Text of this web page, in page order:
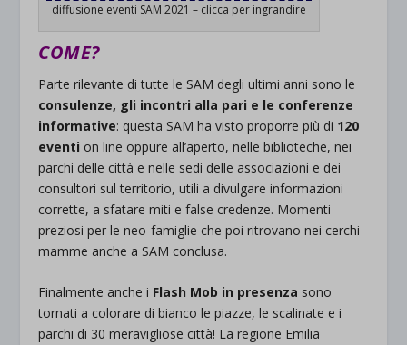
diffusione eventi SAM 2021 – clicca per ingrandire
COME?
Parte rilevante di tutte le SAM degli ultimi anni sono le
consulenze, gli incontri alla pari e le conferenze
informative: questa SAM ha visto proporre più di 120
eventi on line oppure all’aperto, nelle biblioteche, nei
parchi delle città e nelle sedi delle associazioni e dei
consultori sul territorio, utili a divulgare informazioni
corrette, a sfatare miti e false credenze. Momenti
preziosi per le neo-famiglie che poi ritrovano nei cerchi-
mamme anche a SAM conclusa.
Finalmente anche i Flash Mob in presenza sono
tornati a colorare di bianco le piazze, le scalinate e i
parchi di 30 meravigliose città! La regione Emilia